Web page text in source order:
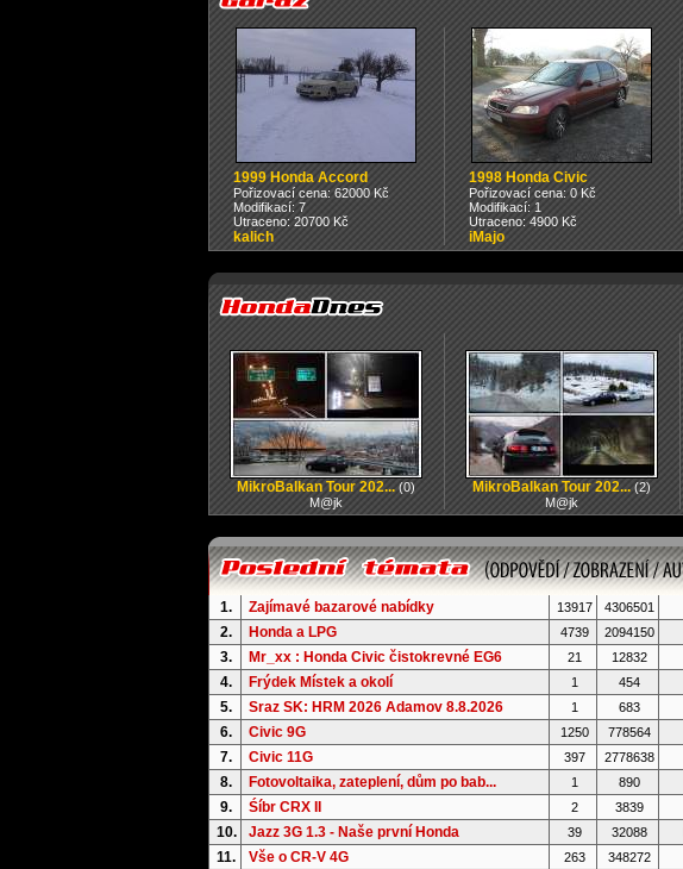
1999 Honda Accord
Pořizovací cena: 62000 Kč
Modifikací: 7
Utraceno: 20700 Kč
kalich
1998 Honda Civic
Pořizovací cena: 0 Kč
Modifikací: 1
Utraceno: 4900 Kč
iMajo
MikroBalkan Tour 202... (0)
M@jk
MikroBalkan Tour 202... (2)
M@jk
1. Zajímavé bazarové nabídky 13917 4306501
2. Honda a LPG 4739 2094150
3. Mr_xx : Honda Civic čistokrevné EG6 21 12832
4. Frýdek Místek a okolí 1 454
5. Sraz SK: HRM 2026 Adamov 8.8.2026 1 683
6. Civic 9G 1250 778564
7. Civic 11G 397 2778638
8. Fotovoltaika, zateplení, dům po bab... 1 890
9. Śíbr CRX II 2 3839
10. Jazz 3G 1.3 - Naše první Honda 39 32088
11. Vše o CR-V 4G 263 348272